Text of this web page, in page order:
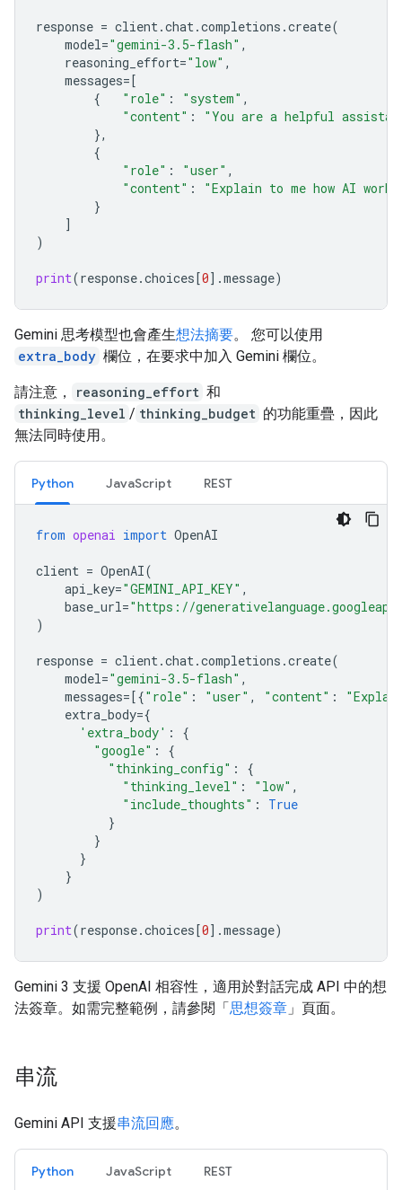
response = client.chat.completions .create(
model="gemini-3.5-flash" ,
reasoning_effort="low" ,
messages=[
{
"role" : "system" ,
"content" :
"You are a helpful
},
{
"role" : "user" ,
"content" :
"Explain to me how AI
}
]
)
print(response.choices[0] .message)
Gemini 思考模型也會產生想法摘要。 您可以使用
extra_body 欄位，在要求中加入 Gemini 欄位。
請注意， reasoning_effort 和
thinking_level / thinking_budget 的功能重疊，因此
無法同時使用。
Python JavaScript REST
from openai import OpenAI
client = OpenAI(
api_key="GEMINI_API_KEY" ,
base_url="https://
)
response = client.chat.completions .create(
model="gemini-3.5-flash" ,
messages=[{"role" : "user" , "content" :
extra_body={
'extra_body' :
{
"google" :
{
"thinking_config" :
{
"thinking_level" : "low" ,
"include_thoughts" :
True
}
}
}
}
)
print(response.choices[0] .message)
Gemini 3 支援 OpenAI 相容性，適用於對話完成 API 中的想
法簽章。如需完整範例，請參閱「思想簽章 」頁面。
串流
Gemini API 支援串流回應。
Python JavaScript REST